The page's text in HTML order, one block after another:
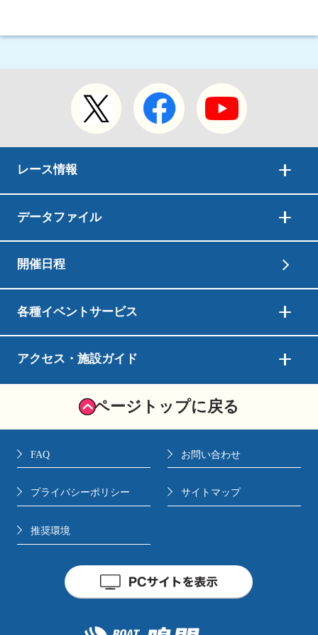
レース情報
データファイル
開催日程
各種イベントサービス
アクセス・施設ガイド
ページトップに戻る
FAQ お問い合わせ
プライバシーポリシー サイトマップ
推奨環境